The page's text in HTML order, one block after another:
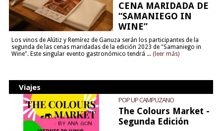
CENA MARIDADA DE
“SAMANIEGO IN
WINE”
Los vinos de Alútiz y Remírez de Ganuza serán los participantes de la
segunda de las cenas maridadas de la edición 2023 de "Samaniego in
Wine". Este singular evento gastronómico tendrá ... (leer más)
Viajes
POP UP CAMPUZANO
The Colours Market -
Segunda Edición